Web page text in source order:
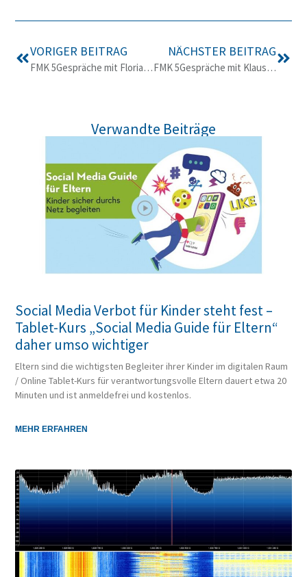
VORIGER BEITRAG
FMK 5Gespräche mit Florian Tursky: Vom E-Government zum Smart Government
NÄCHSTER BEITRAG
FMK 5Gespräche mit Klaus Steinmaurer: Mobilfunknetz und Festnetz ergänzen einander
Verwandte Beiträge
Social Media Verbot für Kinder steht fest –
Tablet-Kurs „Social Media Guide für Eltern“
daher umso wichtiger
Eltern sind die wichtigsten Begleiter ihrer Kinder im digitalen Raum
/ Online Tablet-Kurs für verantwortungsvolle Eltern dauert etwa 20
Minuten und ist anmeldefrei und kostenlos.
MEHR ERFAHREN